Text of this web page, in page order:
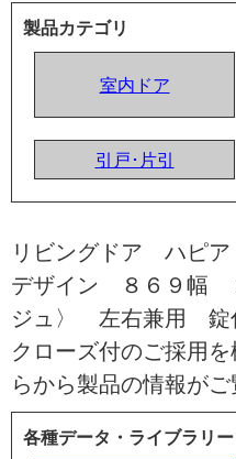
製品カテゴリ
室内ドア
引戸･片引
リビングドア ハピ
デザイン ８６９幅
ジュ〉 左右兼用
クローズ付のご採用
らから製品の情報が
各種データ・ライブラリー